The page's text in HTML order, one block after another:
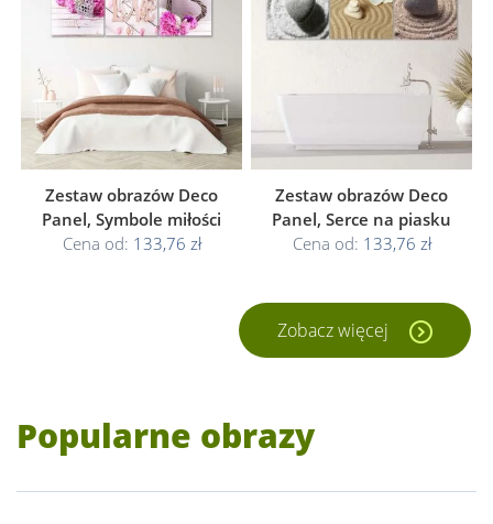
Zestaw obrazów Deco
Panel, Symbole miłości
Cena od: 133,76 zł
Zestaw obrazów Deco
Panel, Serce na piasku
Cena od: 133,76 zł
Zobacz więcej
Popularne obrazy